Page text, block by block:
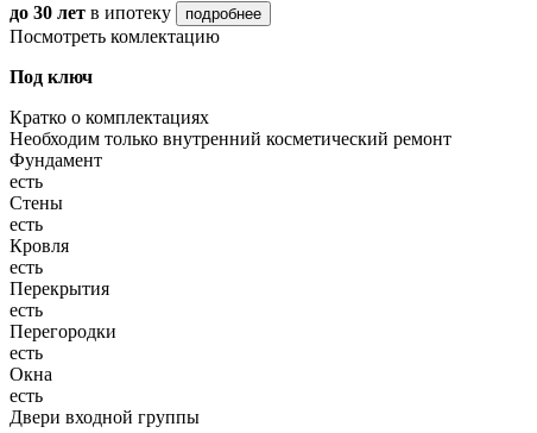
до 30 лет в ипотеку подробнее
Посмотреть комлектацию
Под ключ
Кратко о комплектациях
Необходим только внутренний косметический ремонт
Фундамент
есть
Стены
есть
Кровля
есть
Перекрытия
есть
Перегородки
есть
Окна
есть
Двери входной группы